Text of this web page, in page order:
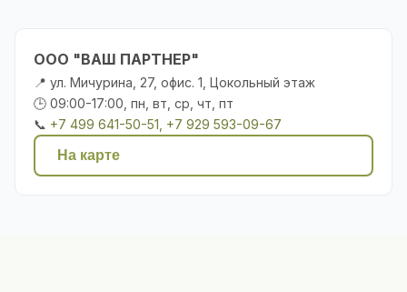
ООО "ВАШ ПАРТНЕР"
📍 ул. Мичурина, 27, офис. 1, Цокольный этаж
🕒 09:00-17:00, пн, вт, ср, чт, пт
📞 +7 499 641-50-51, +7 929 593-09-67
На карте